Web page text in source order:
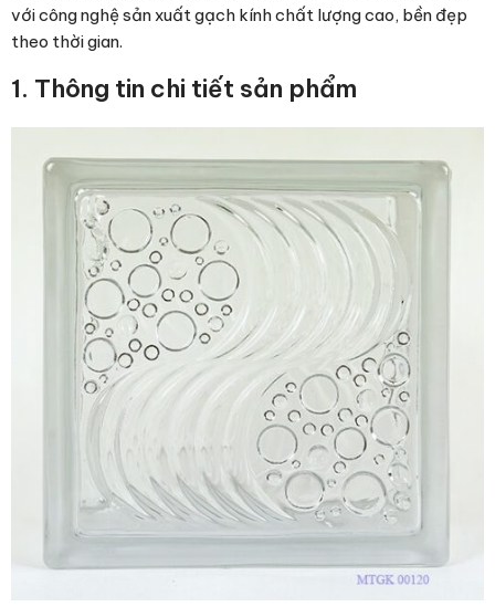
với công nghệ sản xuất gạch kính chất lượng cao, bền đẹp
theo thời gian.
1. Thông tin chi tiết sản phẩm